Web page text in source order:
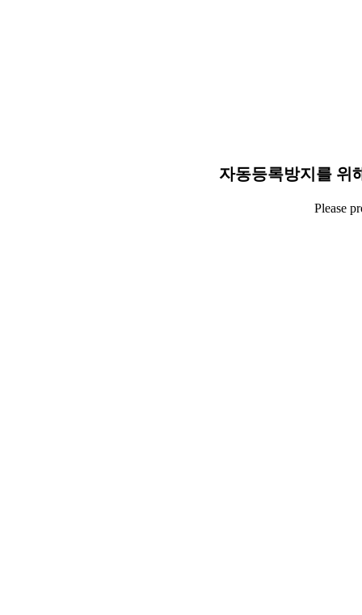
자동등록방지를 위
Please